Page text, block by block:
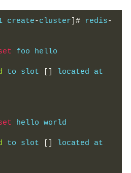
create-cluster ]# redis-
foo hello
to slot
hello world
to slot